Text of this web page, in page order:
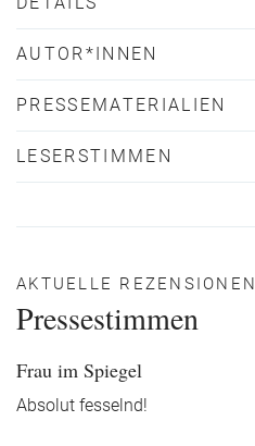
AUTOR*INNEN
PRESSEMATERIALIEN
LESERSTIMMEN
AKTUELLE REZENSIONEN
Pressestimmen
Frau im Spiegel
Absolut fesselnd!